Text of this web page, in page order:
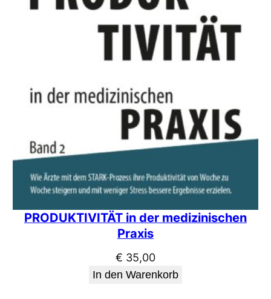
PRODUKTIVITÄT in der medizinischen
Praxis
€ 35,00
In den Warenkorb